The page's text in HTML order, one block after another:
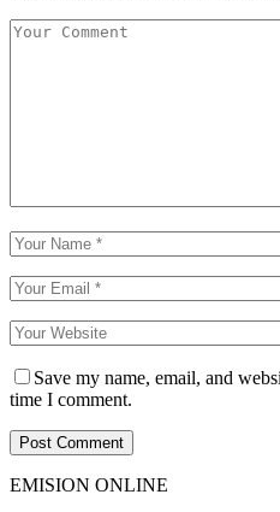
Save my name, email, and
time I comment.
EMISION ONLINE